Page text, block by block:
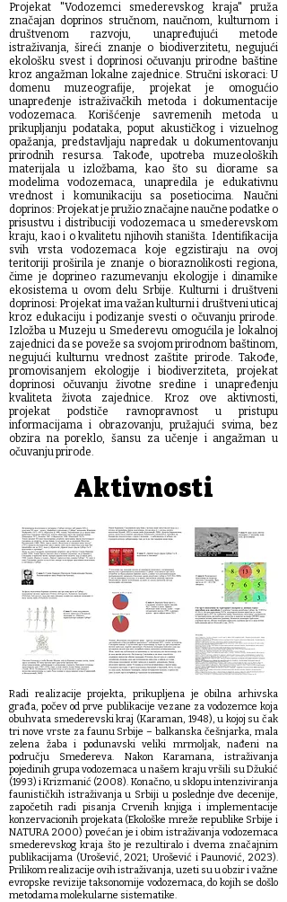
Projekat "Vodozemci smederevskog kraja" pruža
značajan doprinos stručnom, naučnom, kulturnom i
društvenom razvoju, unapređujući metode
istraživanja, šireći znanje o biodiverzitetu, negujući
ekološku svest i doprinosi očuvanju prirodne baštine
kroz angažman lokalne zajednice. Stručni iskoraci: U
domenu muzeografije, projekat je omogućio
unapređenje istraživačkih metoda i dokumentacije
vodozemaca. Korišćenje savremenih metoda u
prikupljanju podataka, poput akustičkog i vizuelnog
opažanja, predstavljaju napredak u dokumentovanju
prirodnih resursa. Takođe, upotreba muzeoloških
materijala u izložbama, kao što su diorame sa
modelima vodozemaca, unapredila je edukativnu
vrednost i komunikaciju sa posetiocima. Naučni
doprinos: Projekat je pružio značajne naučne podatke o
prisustvu i distribuciji vodozemaca u smederevskom
kraju, kao i o kvalitetu njihovih staništa. Identifikacija
svih vrsta vodozemaca koje egzistiraju na ovoj
teritoriji proširila je znanje o bioraznolikosti regiona,
čime je doprineo razumevanju ekologije i dinamike
ekosistema u ovom delu Srbije. Kulturni i društveni
doprinosi: Projekat ima važan kulturni i društveni uticaj
kroz edukaciju i podizanje svesti o očuvanju prirode.
Izložba u Muzeju u Smederevu omogućila je lokalnoj
zajednici da se poveže sa svojom prirodnom baštinom,
negujući kulturnu vrednost zaštite prirode. Takođe,
promovisanjem ekologije i biodiverziteta, projekat
doprinosi očuvanju životne sredine i unapređenju
kvaliteta života zajednice. Kroz ove aktivnosti,
projekat podstiče ravnopravnost u pristupu
informacijama i obrazovanju, pružajući svima, bez
obzira na poreklo, šansu za učenje i angažman u
očuvanju prirode.
Aktivnosti
Radi realizacije projekta, prikupljena je obilna arhivska
građa, počev od prve publikacije vezane za vodozemce koja
obuhvata smederevski kraj (Karaman, 1948), u kojoj su čak
tri nove vrste za faunu Srbije – balkanska češnjarka, mala
zelena žaba i podunavski veliki mrmoljak, nađeni na
području Smedereva. Nakon Karamana, istraživanja
pojedinih grupa vodozemaca u našem kraju vršili su Džukić
(1993) i Krizmanić (2008). Konačno, u sklopu intenziviranja
faunističkih istraživanja u Srbiji u poslednje dve decenije,
započetih radi pisanja Crvenih knjiga i implementacije
konzervacionih projekata (Ekološke mreže republike Srbije i
NATURA 2000) povećan je i obim istraživanja vodozemaca
smederevskog kraja što je rezultiralo i dvema značajnim
publikacijama (Urošević, 2021; Urošević i Paunović, 2023).
Prilikom realizacije ovih istraživanja, uzeti su u obzir i važne
evropske revizije taksonomije vodozemaca, do kojih se došlo
metodama molekularne sistematike.